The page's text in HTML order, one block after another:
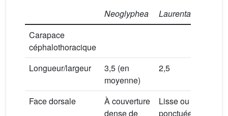
Neoglyphea
Laurentaeglyphea
Carapace
céphalothoracique
Longueur/largeur
3,5 (en
moyenne)
2,5
Face dorsale
À couverture
dense de
Lisse ou
ponctuée, avec,